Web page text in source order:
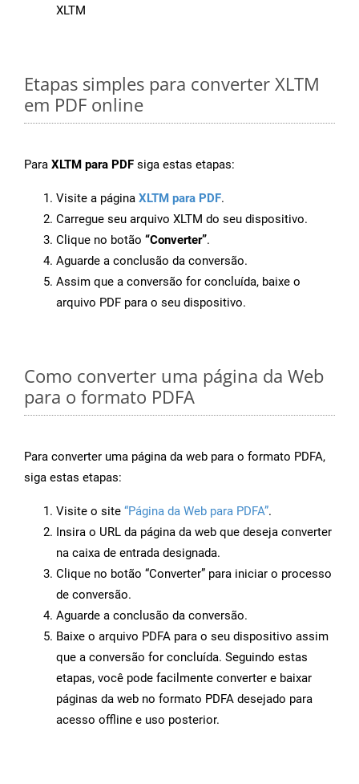
XLTM
Etapas simples para converter XLTM
em PDF online
Para XLTM para PDF siga estas etapas:
Visite a página XLTM para PDF.
Carregue seu arquivo XLTM do seu dispositivo.
Clique no botão “Converter”.
Aguarde a conclusão da conversão.
Assim que a conversão for concluída, baixe o
arquivo PDF para o seu dispositivo.
Como converter uma página da Web
para o formato PDFA
Para converter uma página da web para o formato PDFA,
siga estas etapas:
Visite o site “Página da Web para PDFA”.
Insira o URL da página da web que deseja converter
na caixa de entrada designada.
Clique no botão “Converter” para iniciar o processo
de conversão.
Aguarde a conclusão da conversão.
Baixe o arquivo PDFA para o seu dispositivo assim
que a conversão for concluída. Seguindo estas
etapas, você pode facilmente converter e baixar
páginas da web no formato PDFA desejado para
acesso offline e uso posterior.